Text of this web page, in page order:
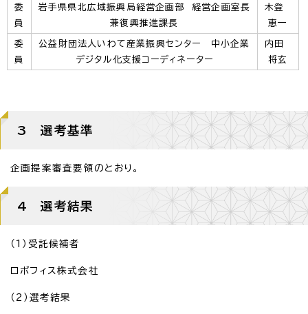
委
員
岩手県県北広域振興局経営企画部 経営企画室長
兼復興推進課長
木登
恵一
委
員
公益財団法人いわて産業振興センター 中小企業
デジタル化支援コーディネーター
内田
将玄
3 選考基準
企画提案審査要領のとおり。
4 選考結果
（1）受託候補者
ロボフィス株式会社
（2）選考結果